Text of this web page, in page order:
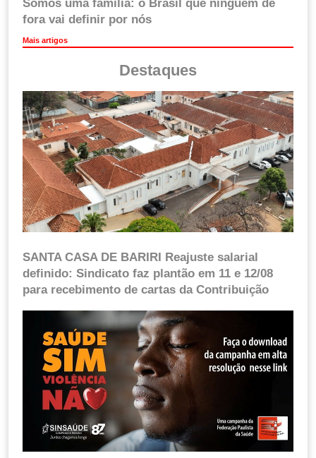
Somos uma família: o Brasil que ninguém de
fora vai definir por nós
Mais artigos
Destaques
SANTA CASA DE BARIRI Reajuste salarial
definido: Sindicato faz plantão em 11 e 12/08
para recebimento de cartas da Contribuição